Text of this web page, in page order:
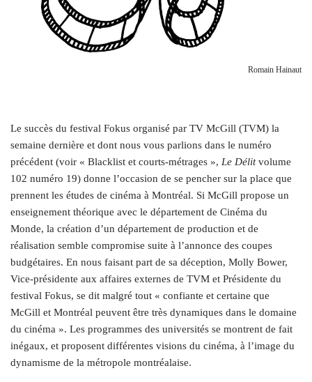
Romain Hainaut
Le succès du festival Fokus organisé par TV McGill (TVM) la
semaine dernière et dont nous vous parlions dans le numéro
précédent (voir « Blacklist et courts-métrages », Le Délitvolume
102 numéro 19) donne l’occasion de se pencher sur la place que
prennent les études de cinéma à Montréal. Si McGill propose un
enseignement théorique avec le département de Cinéma du
Monde, la création d’un département de production et de
réalisation semble compromise suite à l’annonce des coupes
budgétaires. En nous faisant part de sa déception, Molly Bower,
Vice-présidente aux affaires externes de TVM et Présidente du
festival Fokus, se dit malgré tout « confiante et certaine que
McGill et Montréal peuvent être très dynamiques dans le domaine
du cinéma ». Les programmes des universités se montrent de fait
inégaux, et proposent différentes visions du cinéma, à l’image du
dynamisme de la métropole montréalaise.